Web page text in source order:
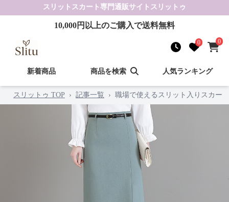
スリットスカート 専門通販サイト スリットゥ
10,000円以上のご購入で送料無料
0 0
新着商品 商品を検索 人気ランキング
スリットゥ TOP › 記事一覧 › 職場で使えるスリット入りスカー